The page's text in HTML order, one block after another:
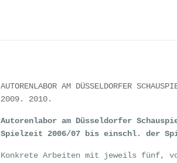
AUTORENLABOR AM DÜSSELDORFER
2009. 2010.
Autorenlabor am Düsseldorfer
Spielzeit 2006/07 bis einschl. der
Konkrete Arbeiten mit jeweils fünf,